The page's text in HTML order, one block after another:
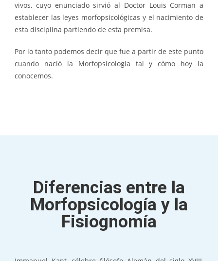
vivos, cuyo enunciado sirvió al Doctor Louis Corman a
establecer las leyes morfopsicológicas y el nacimiento de
esta disciplina partiendo de esta premisa.
Por lo tanto podemos decir que fue a partir de este punto
cuando nació la Morfopsicología tal y cómo hoy la
conocemos.
Diferencias entre la
Morfopsicología y la
Fisiognomía